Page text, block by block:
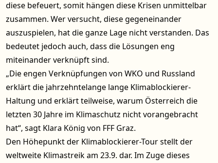
diese befeuert, somit hängen diese Krisen unmittelbar
zusammen. Wer versucht, diese gegeneinander
auszuspielen, hat die ganze Lage nicht verstanden. Das
bedeutet jedoch auch, dass die Lösungen eng
miteinander verknüpft sind.
„Die engen Verknüpfungen von WKO und Russland
erklärt die jahrzehntelange lange Klimablockierer-
Haltung und erklärt teilweise, warum Österreich die
letzten 30 Jahre im Klimaschutz nicht vorangebracht
hat“, sagt Klara König von FFF Graz.
Den Höhepunkt der Klimablockierer-Tour stellt der
weltweite Klimastreik am 23.9. dar. Im Zuge dieses